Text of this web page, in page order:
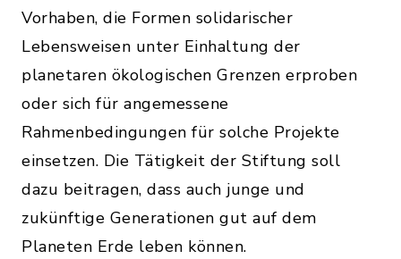
Vorhaben, die Formen solidarischer
Lebensweisen unter Einhaltung der
planetaren ökologischen Grenzen erproben
oder sich für angemessene
Rahmenbedingungen für solche Projekte
einsetzen. Die Tätigkeit der Stiftung soll
dazu beitragen, dass auch junge und
zukünftige Generationen gut auf dem
Planeten Erde leben können.